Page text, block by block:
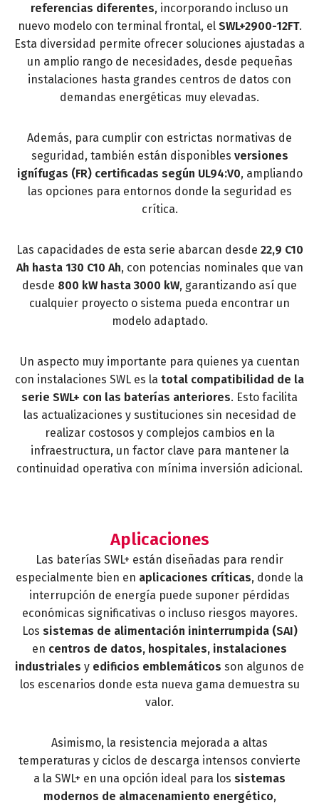
referencias diferentes, incorporando incluso un
nuevo modelo con terminal frontal, el SWL+2900-12FT.
Esta diversidad permite ofrecer soluciones ajustadas a
un amplio rango de necesidades, desde pequeñas
instalaciones hasta grandes centros de datos con
demandas energéticas muy elevadas.
Además, para cumplir con estrictas normativas de
seguridad, también están disponibles versiones
ignífugas (FR) certificadas según UL94:V0, ampliando
las opciones para entornos donde la seguridad es
crítica.
Las capacidades de esta serie abarcan desde 22,9 C10
Ah hasta 130 C10 Ah, con potencias nominales que van
desde 800 kW hasta 3000 kW, garantizando así que
cualquier proyecto o sistema pueda encontrar un
modelo adaptado.
Un aspecto muy importante para quienes ya cuentan
con instalaciones SWL es la total compatibilidad de la
serie SWL+ con las baterías anteriores. Esto facilita
las actualizaciones y sustituciones sin necesidad de
realizar costosos y complejos cambios en la
infraestructura, un factor clave para mantener la
continuidad operativa con mínima inversión adicional.
Aplicaciones
Las baterías SWL+ están diseñadas para rendir
especialmente bien en aplicaciones críticas, donde la
interrupción de energía puede suponer pérdidas
económicas significativas o incluso riesgos mayores.
Los sistemas de alimentación ininterrumpida (SAI)
en centros de datos, hospitales, instalaciones
industriales y edificios emblemáticos son algunos de
los escenarios donde esta nueva gama demuestra su
valor.
Asimismo, la resistencia mejorada a altas
temperaturas y ciclos de descarga intensos convierte
a la SWL+ en una opción ideal para los sistemas
modernos de almacenamiento energético,